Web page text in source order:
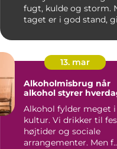
fugt, kulde og storm.
taget er i god stand,
13. mar
Alkoholmisbrug når
alkohol styrer
Alkohol fylder meget i
kultur. Vi drikker til
højtider og sociale
arrangementer. Men